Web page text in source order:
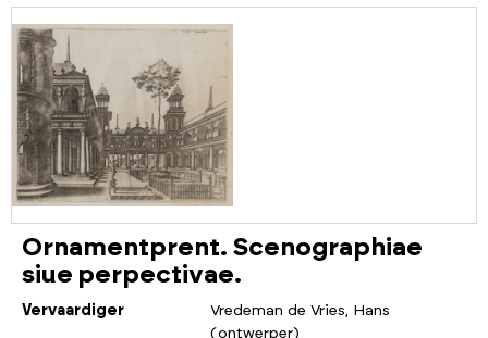
Ornamentprent. Scenographiae
siue perpectivae.
Vervaardiger
Vredeman de Vries, Hans
(ontwerper)